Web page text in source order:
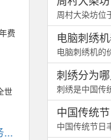
费
世
...
周村大染坊位
电脑刺绣
电脑刺绣机的
刺绣分为
刺绣是中国传
中国传统
中国传统节日